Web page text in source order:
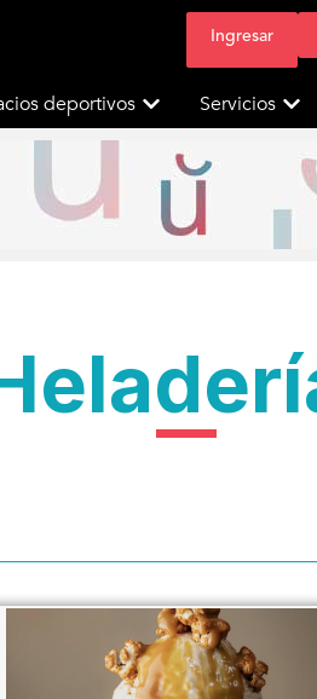
Ingresar
deportivos Servicios